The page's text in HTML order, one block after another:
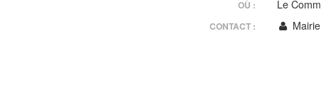
OÙ : Le
CONTACT : Mairie